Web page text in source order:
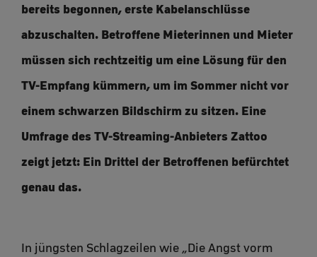
bereits begonnen, erste Kabelanschlüsse
abzuschalten. Betroffene Mieterinnen und Mieter
müssen sich rechtzeitig um eine Lösung für den
TV-Empfang kümmern, um im Sommer nicht vor
einem schwarzen Bildschirm zu sitzen. Eine
Umfrage des TV-Streaming-Anbieters Zattoo
zeigt jetzt: Ein Drittel der Betroffenen befürchtet
genau das.
In jüngsten Schlagzeilen wie „Die Angst vorm